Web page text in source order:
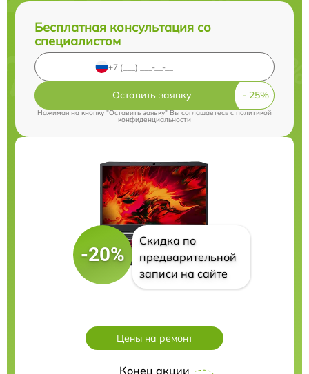
Бесплатная консультация со
специалистом
Оставить заявку
Нажимая на кнопку "Оставить заявку" Вы соглашаетесь cполитикой
конфиденциальности
-20%
Скидка по
предварительной
записи на сайте
Цены на ремонт
Конец акции